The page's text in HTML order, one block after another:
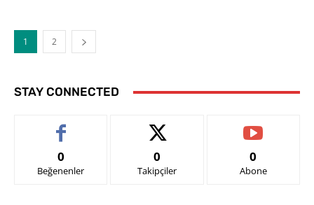
1 2
STAY CONNECTED
0
Beğenenler
0
Takipçiler
0
Abone